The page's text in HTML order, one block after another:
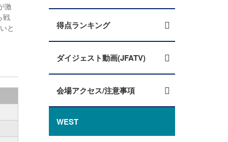
激
戦
と
得点ランキング
ダイジェスト動画(JFATV)
会場アクセス/注意事項
WEST